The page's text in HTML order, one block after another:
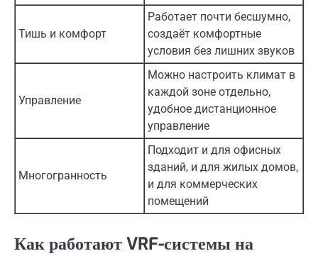
Тишь и комфорт
Работает почти бесшумно,
создаёт комфортные
условия без лишних звуков
Управление
Можно настроить климат в
каждой зоне отдельно,
удобное дистанционное
управление
Многогранность
Подходит и для офисных
зданий, и для жилых домов,
и для коммерческих
помещений
Как работают VRF-системы на